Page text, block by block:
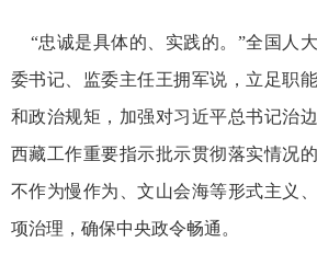
“忠诚是具体的、实践的。”全国人
委书记、监委主任王拥军说，立足职
和政治规矩，加强对习近平总书记治
西藏工作重要指示批示贯彻落实情况
不作为慢作为、文山会海等形式主义
项治理，确保中央政令畅通。